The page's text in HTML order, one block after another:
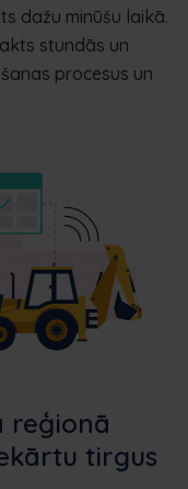
dažu minūšu laikā.
stundās un
procesus un
reģionā
tirgus